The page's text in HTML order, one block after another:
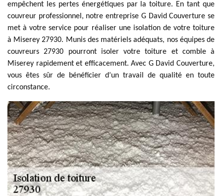
empêchent les pertes énergétiques par la toiture. En tant que
couvreur professionnel, notre entreprise G David Couverture se
met à votre service pour réaliser une isolation de votre toiture
à Miserey 27930. Munis des matériels adéquats, nos équipes de
couvreurs 27930 pourront isoler votre toiture et comble à
Miserey rapidement et efficacement. Avec G David Couverture,
vous êtes sûr de bénéficier d’un travail de qualité en toute
circonstance.